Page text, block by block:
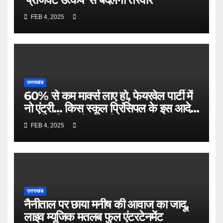
FEB 4, 2025
उत्तराखंड
60% से कम मार्क्‍स लाए हो, फेयरवेल पार्टी में
नो एंट्री… किस स्‍कूल प्र‍िंसिपल के इस आदेश
न उसे मुश्किल में डाल दिया?
FEB 4, 2025
उत्तराखंड
नैनीताल पर छाया मनीष की आवाज का जादू,
लाइव म्यूजिक मतलब फुल एंटरटेनमेंट